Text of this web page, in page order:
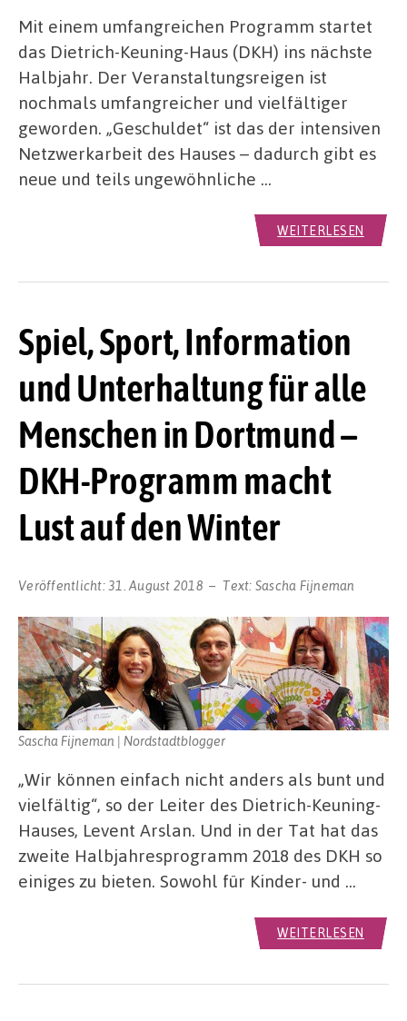
Mit einem umfangreichen Programm startet
das Dietrich-Keuning-Haus (DKH) ins nächste
Halbjahr. Der Veranstaltungsreigen ist
nochmals umfangreicher und vielfältiger
geworden. „Geschuldet“ ist das der intensiven
Netzwerkarbeit des Hauses – dadurch gibt es
neue und teils ungewöhnliche …
WEITERLESEN
Spiel, Sport, Information
und Unterhaltung für alle
Menschen in Dortmund –
DKH-Programm macht
Lust auf den Winter
Veröffentlicht:31. August 2018 Text: Sascha Fijneman
Sascha Fijneman | Nordstadtblogger
„Wir können einfach nicht anders als bunt und
vielfältig“, so der Leiter des Dietrich-Keuning-
Hauses, Levent Arslan. Und in der Tat hat das
zweite Halbjahresprogramm 2018 des DKH so
einiges zu bieten. Sowohl für Kinder- und …
WEITERLESEN